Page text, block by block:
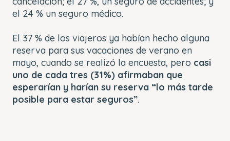
el 24 % un seguro médico.
El 37 % de los viajeros ya habían hecho alguna
reserva para sus vacaciones de verano en
mayo, cuando se realizó la encuesta, pero casi
uno de cada tres (31%) afirmaban que
esperarían y harían su reserva “lo más tarde
posible para estar seguros”.